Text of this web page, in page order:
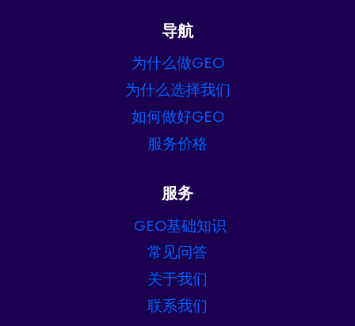
导航
为什么做GEO
为什么选择我们
如何做好GEO
服务价格
服务
GEO基础知识
常见问答
关于我们
联系我们